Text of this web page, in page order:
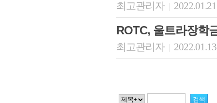
최고관리자
ROTC, 울트라장학
최고관리자